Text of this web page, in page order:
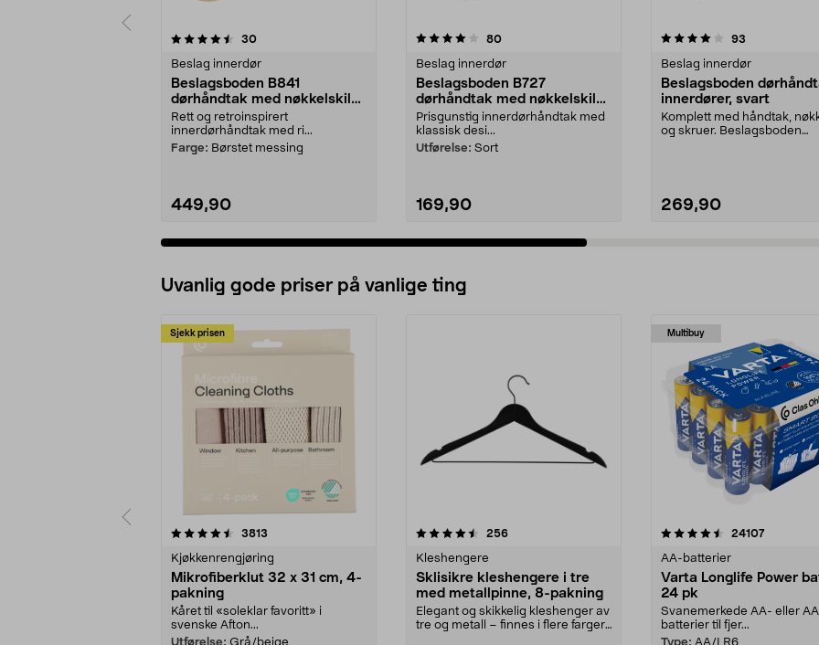
30anmeldelser
Beslag innerdør
Beslagsboden B841
dørhåndtak med nøkkelskilt,
innerdør
Rett og retroinspirert
innerdørhåndtak med ri...
Farge: Børstet messing
449,90
4.0 av 5 stjerner 80anmeldelser
Beslag innerdør
Beslagsboden B727
dørhåndtak med nøkkelskilt,
innerdør
Prisgunstig innerdørhåndtak med
klassisk desi...
Utførelse: Sort
169,90
4.0 av 5 stjerner 93
Beslag innerdør
Beslagsboden
innerdører, svart
Komplett med håndtak,
og skruer. Beslagsboden
269,90
4.5 av 5 stjerner
Uvanlig gode priser på vanlige ting
Sjekk prisen
3813
Kjøkkenrengjøring
Mikrofiberklut 32 x 31 cm, 4-
pakning
Kåret til «soleklar favoritt» i
svenske Afton...
Utførelse: Grå/beige
4.5av 5 stjerner 256anmeldelser
Kleshengere
Sklisikre kleshengere i tre
med metallpinne, 8-pakning
Elegant og skikkelig kleshenger av
tre og metall – finnes i flere farger.
Multibuy
4.5av 5 stjerner 24107
AA-batterier
Varta Longlife Power
24 pk
Svanemerkede AA- eller
batterier til fjer...
Type: AA/LR6
4.5av 5 stjerner